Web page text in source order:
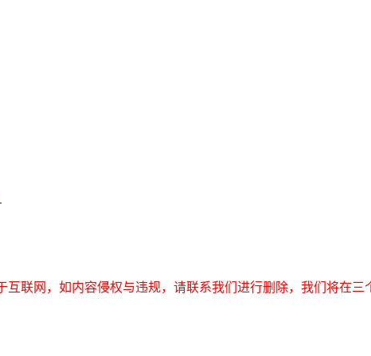
联网，如内容侵权与违规，请联系我们进行删除，我们将在三